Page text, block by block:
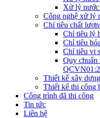
Xử lý nước
Công nghệ xử lý
Chỉ tiêu chất
Chỉ tiêu lý
Chỉ tiêu
Chỉ tiêu vi
Quy chuẩn
Thiết kế xây
Thiết kế thi công
Công trình đã thi công
Tin tức
Liên hệ